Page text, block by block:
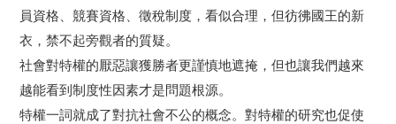
員資格、競賽資格、徵稅制度，看似合理，但彷彿國王的新
衣，禁不起旁觀者的質疑。
社會對特權的厭惡讓獲勝者更謹慎地遮掩，但也讓我們越來
越能看到制度性因素才是問題根源。
特權一詞就成了對抗社會不公的概念。對特權的研究也促使